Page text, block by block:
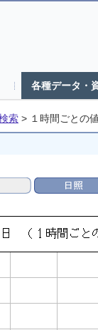
各種データ・
索 > １時間ごとの